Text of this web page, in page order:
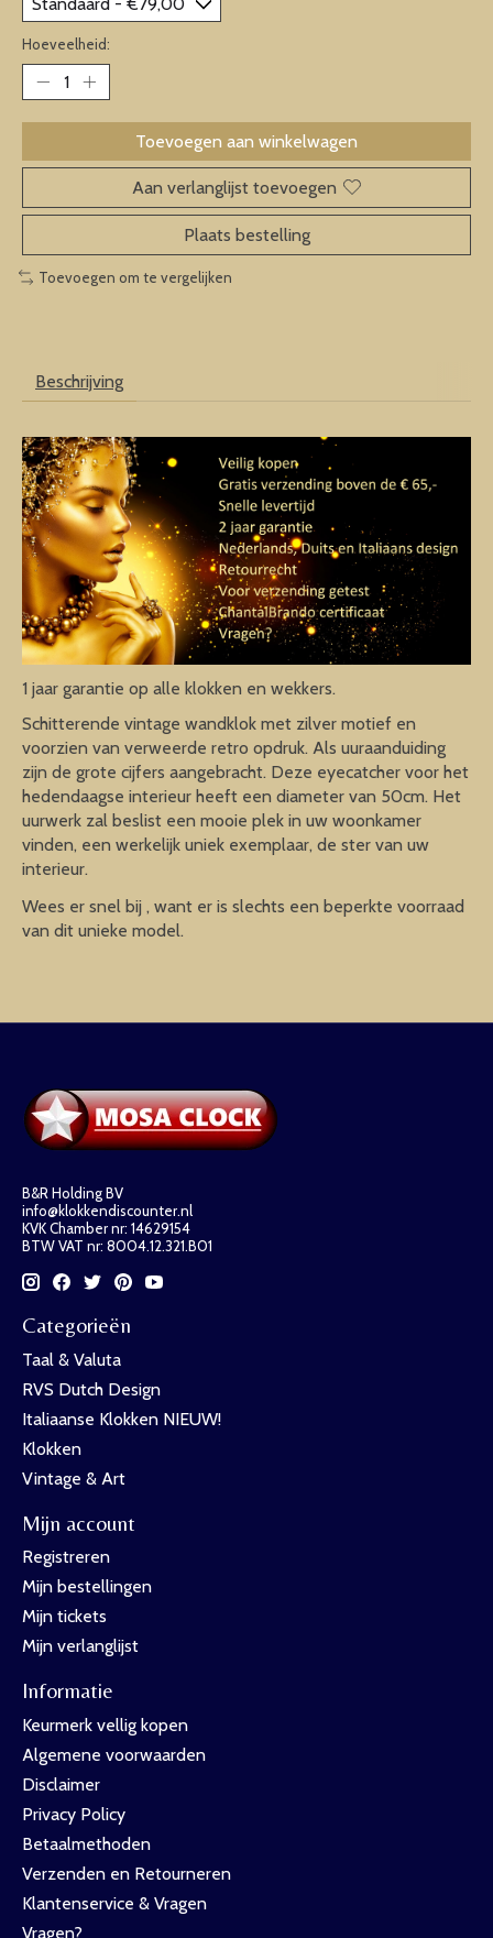
Hoeveelheid:
Toevoegen aan winkelwagen
Aan verlanglijst toevoegen
Plaats bestelling
Toevoegen om te vergelijken
Beschrijving
1 jaar garantie op alle klokken en wekkers.
Schitterende vintage wandklok met zilver motief en
voorzien van verweerde retro opdruk. Als uuraanduiding
zijn de grote cijfers aangebracht. Deze eyecatcher voor het
hedendaagse interieur heeft een diameter van 50cm. Het
uurwerk zal beslist een mooie plek in uw woonkamer
vinden, een werkelijk uniek exemplaar, de ster van uw
interieur.
Wees er snel bij , want er is slechts een beperkte voorraad
van dit unieke model.
B&R Holding BV
info@klokkendiscounter.nl
KVK Chamber nr: 14629154
BTW VAT nr: 8004.12.321.B01
Categorieën
Taal & Valuta
RVS Dutch Design
Italiaanse Klokken NIEUW!
Klokken
Vintage & Art
Mijn account
Registreren
Mijn bestellingen
Mijn tickets
Mijn verlanglijst
Informatie
Keurmerk vellig kopen
Algemene voorwaarden
Disclaimer
Privacy Policy
Betaalmethoden
Verzenden en Retourneren
Klantenservice & Vragen
Vragen?